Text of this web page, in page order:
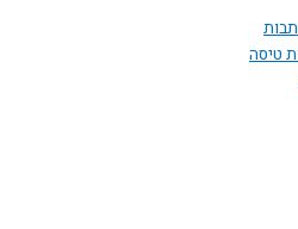
טיסה